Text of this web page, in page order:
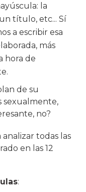
la
título, etc... Sí
a escribir esa
más
hora de
de su
sexualmente,
no?
todas las
en las 12
: